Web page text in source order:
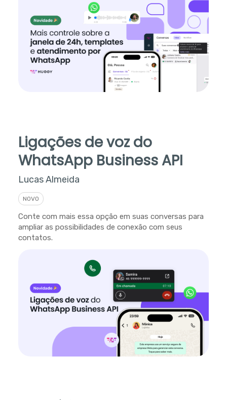
Ligações de voz do
WhatsApp Business API
Lucas Almeida
NOVO
Conte com mais essa opção em suas conversas para
ampliar as possibilidades de conexão com seus
contatos.